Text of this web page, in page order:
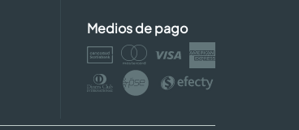
Medios de pago